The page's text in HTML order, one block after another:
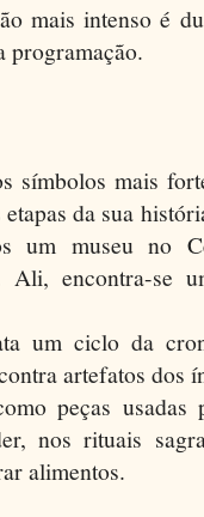
mais intenso é
programação.
símbolos mais
da sua
um museu no
Ali, encontra-se
um ciclo da
artefatos dos
peças
nos rituais
alimentos.